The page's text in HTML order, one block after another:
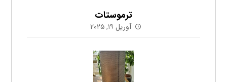
ترموستات
آوریل ۱۹, ۲۰۲۵